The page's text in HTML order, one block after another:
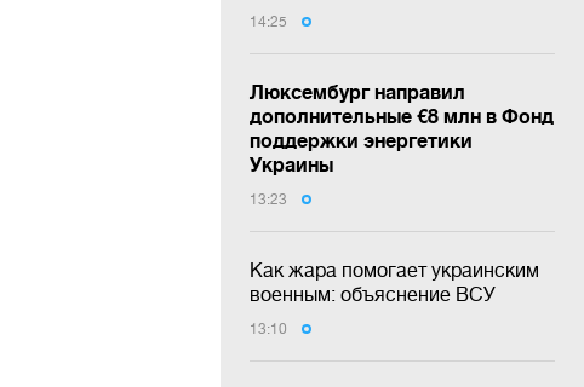
14:25
Люксембург направил
дополнительные €8 млн в Фонд
поддержки энергетики
Украины
13:23
Как жара помогает украинским
военным: объяснение ВСУ
13:10